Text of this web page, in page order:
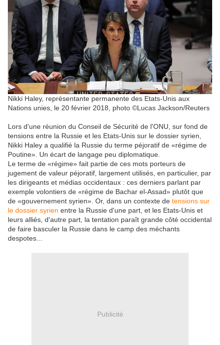
Nikki Haley, représentante permanente des Etats-Unis aux
Nations unies, le 20 février 2018, photo ©Lucas Jackson/Reuters
Lors d'une réunion du Conseil de Sécurité de l'ONU, sur fond de
tensions entre la Russie et les Etats-Unis sur le dossier syrien,
Nikki Haley a qualifié la Russie du terme péjoratif de «régime de
Poutine». Un écart de langage peu diplomatique.
Le terme de «régime» fait partie de ces mots porteurs de
jugement de valeur péjoratif, largement utilisés, en particulier, par
les dirigeants et médias occidentaux : ces derniers parlant par
exemple volontiers de «régime de Bachar el-Assad» plutôt que
de «gouvernement syrien». Or, dans un contexte de tensions sur
le dossier syrien entre la Russie d'une part, et les Etats-Unis et
leurs alliés, d'autre part, la tentation paraît grande côté occidental
de faire basculer la Russie dans le camp des méchants
despotes...
Publicité